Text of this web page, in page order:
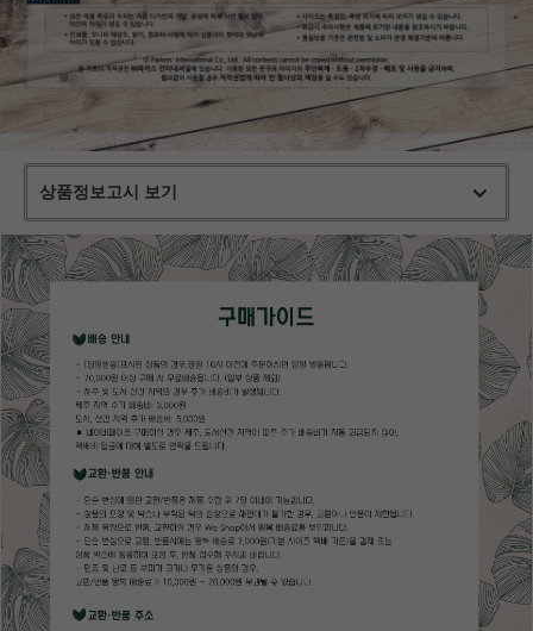
상품정보고시 보기